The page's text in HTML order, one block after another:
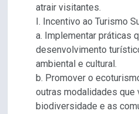
atrair visitantes.
I. Incentivo ao Turismo
a. Implementar práticas
desenvolvimento
ambiental e cultural.
b. Promover o
outras modalidades que
biodiversidade e as